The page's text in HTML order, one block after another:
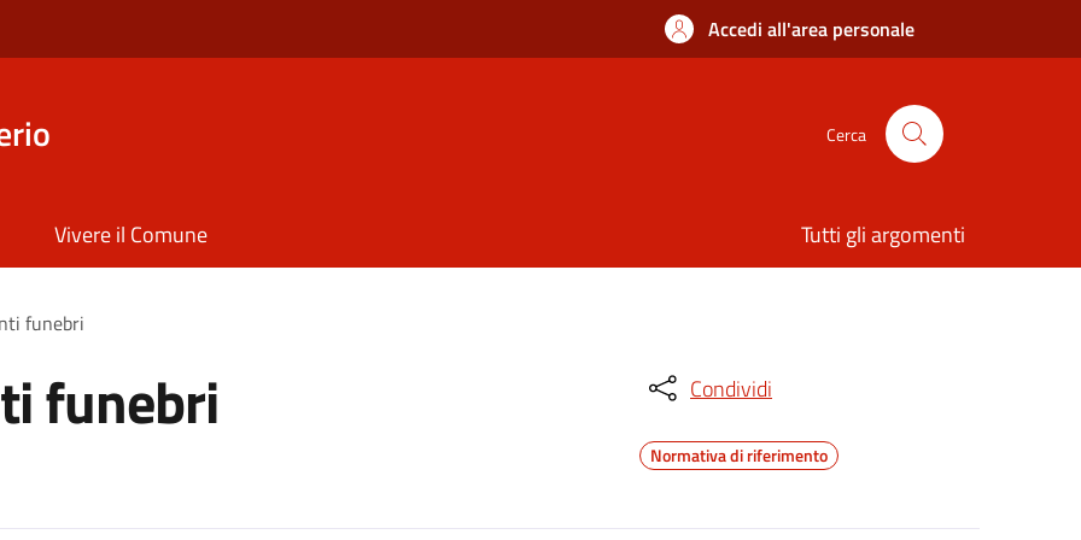
Accedi all'area personale
Cerca
Vivere il Comune Tutti gli argomenti
funebri
funebri Condividi
Normativa di riferimento